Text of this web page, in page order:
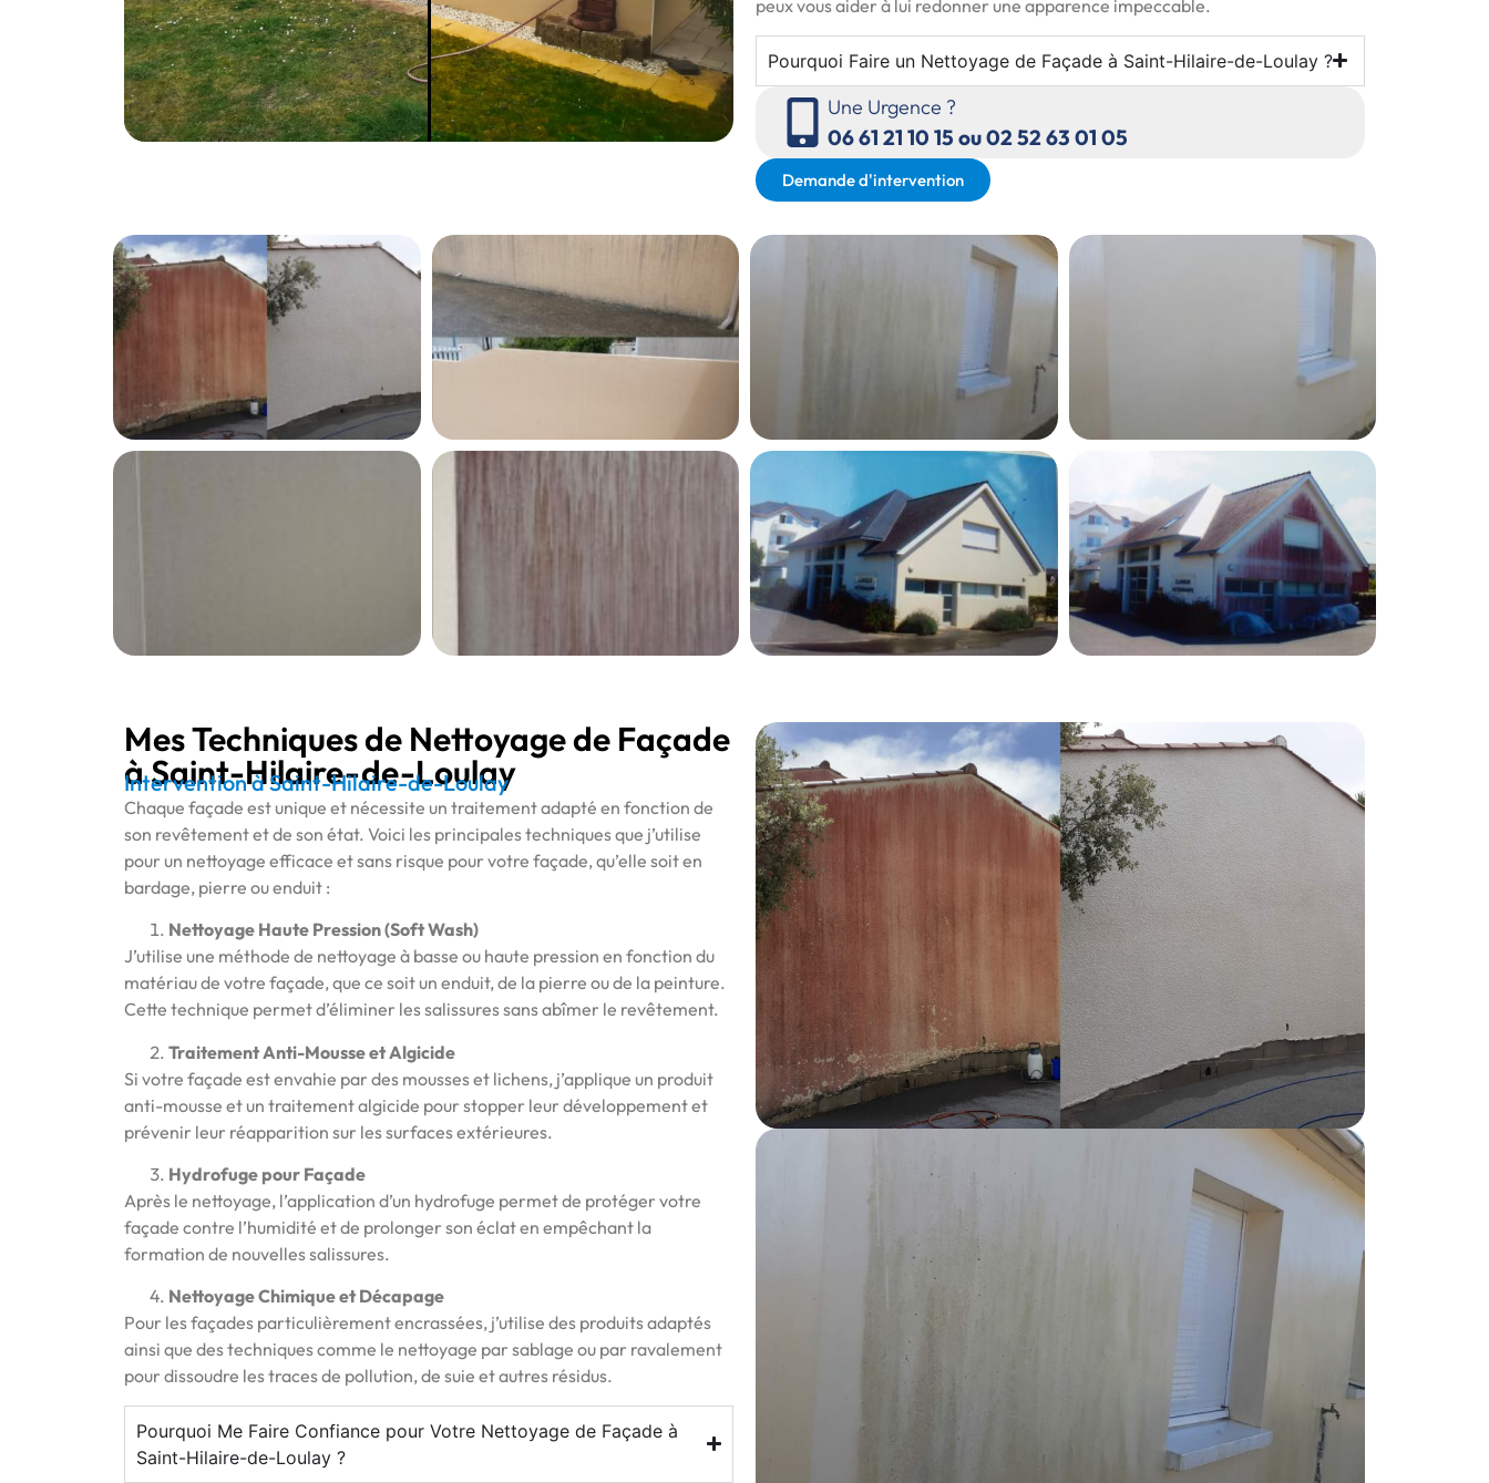
peux vous aider à lui redonner une apparence impeccable.
Pourquoi Faire un Nettoyage de Façade à Saint-Hilaire-de-Loulay ?
Une Urgence ?
06 61 21 10 15 ou 02 52 63 01 05
Demande d'intervention
Mes Techniques de Nettoyage de Façade
à Saint-Hilaire-de-Loulay
Intervention à Saint-Hilaire-de-Loulay
Chaque façade est unique et nécessite un traitement adapté en fonction de
son revêtement et de son état. Voici les principales techniques que j’utilise
pour un nettoyage efficace et sans risque pour votre façade, qu’elle soit en
bardage, pierre ou enduit :
Nettoyage Haute Pression (Soft Wash)
J’utilise une méthode de nettoyage à basse ou haute pression en fonction du
matériau de votre façade, que ce soit un enduit, de la pierre ou de la peinture.
Cette technique permet d’éliminer les salissures sans abîmer le revêtement.
Traitement Anti-Mousse et Algicide
Si votre façade est envahie par des mousses et lichens, j’applique un produit
anti-mousse et un traitement algicide pour stopper leur développement et
prévenir leur réapparition sur les surfaces extérieures.
Hydrofuge pour Façade
Après le nettoyage, l’application d’un hydrofuge permet de protéger votre
façade contre l’humidité et de prolonger son éclat en empêchant la
formation de nouvelles salissures.
Nettoyage Chimique et Décapage
Pour les façades particulièrement encrassées, j’utilise des produits adaptés
ainsi que des techniques comme le nettoyage par sablage ou par ravalement
pour dissoudre les traces de pollution, de suie et autres résidus.
Pourquoi Me Faire Confiance pour Votre Nettoyage de Façade à
Saint-Hilaire-de-Loulay ?